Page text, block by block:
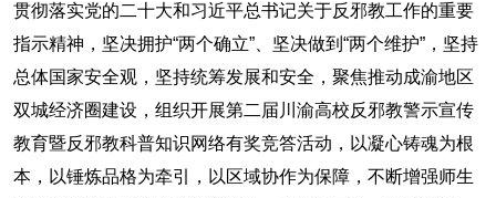
贯彻落实党的二十大和习近平总书记关于反邪教工作的重要
指示精神，坚决拥护“两个确立”、坚决做到“两个维护”，坚持
总体国家安全观，坚持统筹发展和安全，聚焦推动成渝地区
双城经济圈建设，组织开展第二届川渝高校反邪教警示宣传
教育暨反邪教科普知识网络有奖竞答活动，以凝心铸魂为根
本，以锤炼品格为牵引，以区域协作为保障，不断增强师生